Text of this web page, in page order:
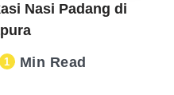
Nasi Padang di
1 Min Read